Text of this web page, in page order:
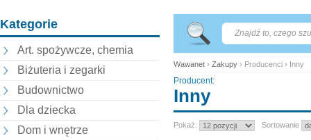
Kategorie
Art. spożywcze, chemia
Biżuteria i zegarki
Budownictwo
Dla dziecka
Dom i wnętrze
Wawanet › Zakupy › Producenci › Inny
Producent:
Inny
Pokaż: Sortowanie